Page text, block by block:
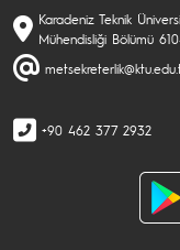
Karadeniz Teknik
Mühendisliği Bölümü
+90 462 377 2932